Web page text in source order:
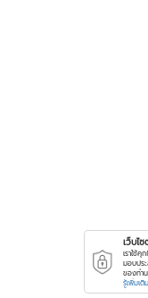
เว็บไ
เราใช้คุ
มอบปร
ของท่าน
รู้เพิ่มเติม